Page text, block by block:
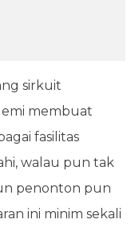
sirkuit
membuat
fasilitas
walau pun tak
penonton pun
ini minim sekali